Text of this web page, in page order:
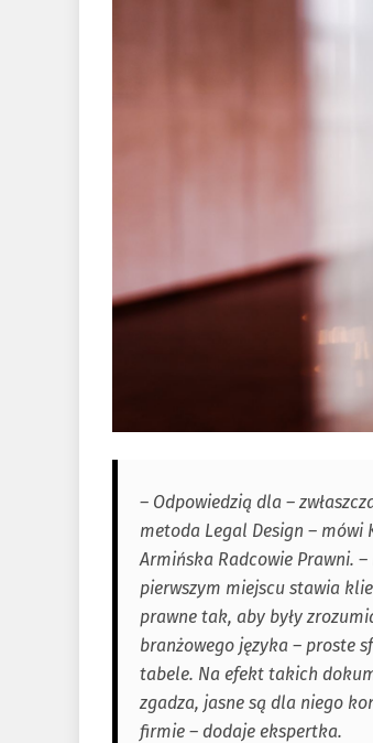
– Odpowiedzią dla –
metoda Legal Design –
Armińska Radcowie Prawni.
pierwszym miejscu stawia
prawne tak, aby były
branżowego języka – proste
tabele. Na efekt takich
zgadza, jasne są dla niego
firmie – dodaje ekspertka.